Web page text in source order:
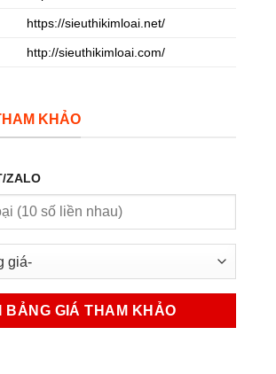
https://sieuthikimloai.net/
http://sieuthikimloai.com/
KHẢO
ZALO